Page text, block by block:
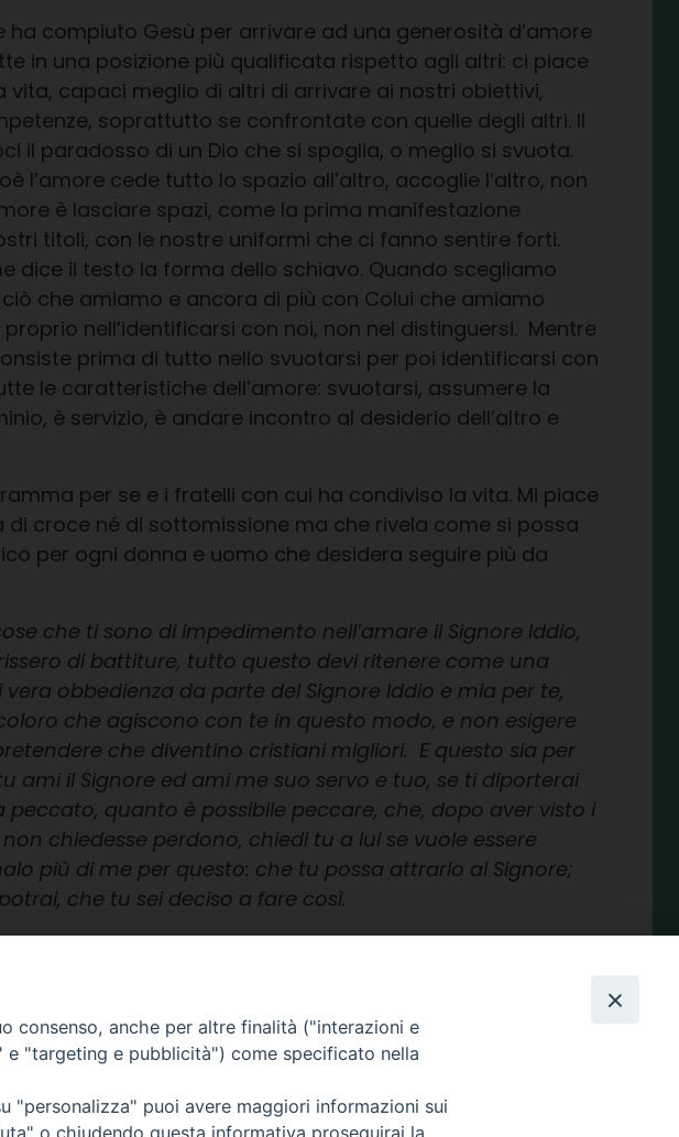
compiuto Gesù per arrivare ad una generosità d’amore
in una posizione più qualificata rispetto agli altri: ci piace
capaci meglio di altri di arrivare ai nostri obiettivi,
soprattutto se confrontate con quelle degli altri. Il
il paradosso di un Dio che si spoglia, o meglio si svuota.
l’amore cede tutto lo spazio all’altro, accoglie l’altro, non
è lasciare spazi, come la prima manifestazione
titoli, con le nostre uniformi che ci fanno sentire forti.
dice il testo la forma dello schiavo. Quando scegliamo
che amiamo e ancora di più con Colui che amiamo
nell’identificarsi con noi, non nel distinguersi. Mentre
prima di tutto nello svuotarsi per poi identificarsi con
le caratteristiche dell’amore: svuotarsi, assumere la
è servizio, è andare incontro al desiderio dell’altro e
per se e i fratelli con cui ha condiviso la vita. Mi piace
croce né di sottomissione ma che rivela come si possa
per ogni donna e uomo che desidera seguire più da
che ti sono di impedimento nell’amare il Signore Iddio,
di battiture, tutto questo devi ritenere come una
obbedienza da parte del Signore Iddio e mia per te,
che agiscono con te in questo modo, e non esigere
che diventino cristiani migliori. E questo sia per
ami il Signore ed ami me suo servo e tuo, se ti diporterai
quanto è possibile peccare, che, dopo aver visto i
chiedesse perdono, chiedi tu a lui se vuole essere
più di me per questo: che tu possa attrarlo al Signore;
che tu sei deciso a fare così.
Facebook
X
consenso, anche per altre finalità ("interazioni e
"targeting e pubblicità") come specificato nella
"personalizza" puoi avere maggiori informazioni sui